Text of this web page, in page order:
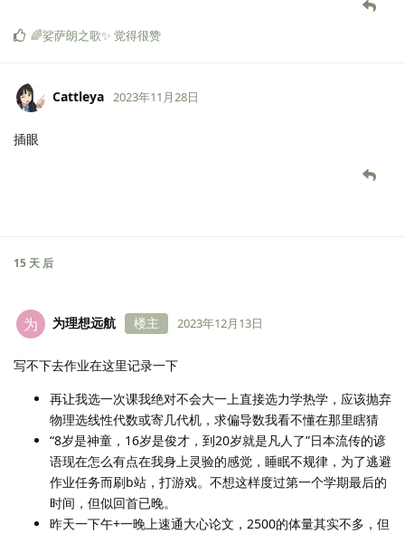
🌈娑萨朗之歌✨ 觉得很赞
Cattleya 2023年11月28日
插眼
15 天 后
为 为理想远航 楼主 2023年12月13日
写不下去作业在这里记录一下
再让我选一次课我绝对不会大一上直接选力学热学，应该抛弃
物理选线性代数或寄几代机，求偏导数我看不懂在那里瞎猜
“8岁是神童，16岁是俊才，到20岁就是凡人了”日本流传的谚
语现在怎么有点在我身上灵验的感觉，睡眠不规律，为了逃避
作业任务而刷b站，打游戏。不想这样度过第一个学期最后的
时间，但似回首已晚。
昨天一下午+一晚上速通大心论文，2500的体量其实不多，但